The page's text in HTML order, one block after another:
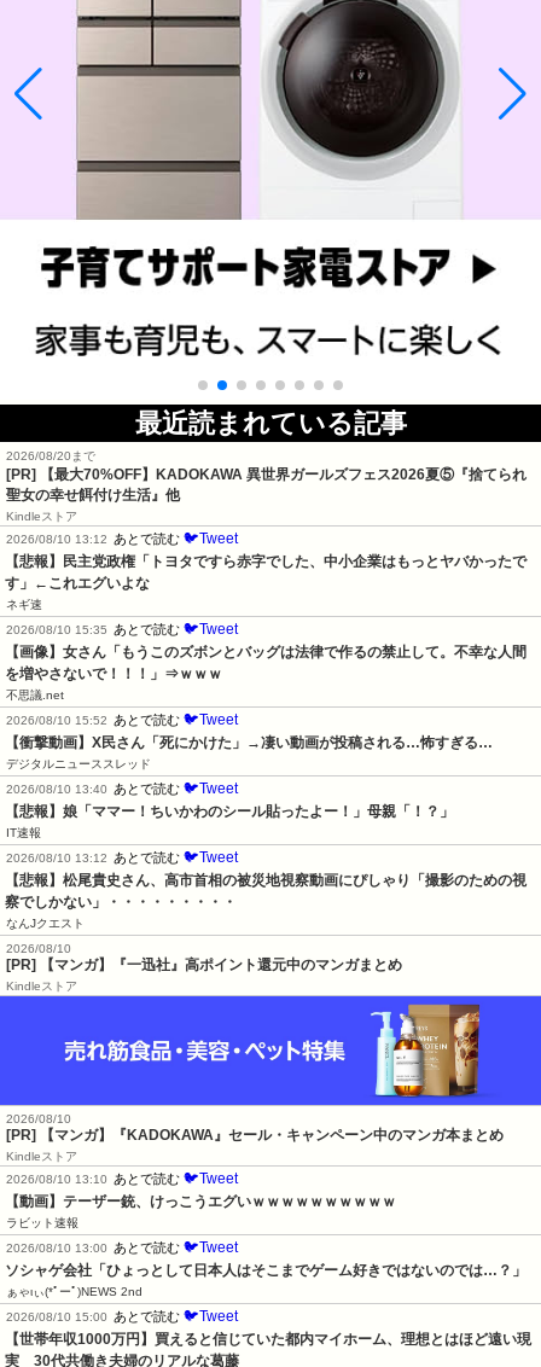
最近読まれている記事
2026/08/20まで
[PR] 【最大70%OFF】KADOKAWA 異世界ガールズフェス2026夏⑤『捨てられ
聖女の幸せ餌付け生活』他
Kindleストア
2026/08/10 13:12
あとで読む 🐦Tweet
【悲報】民主党政権「トヨタですら赤字でした、中小企業はもっとヤバかったで
す」←これエグいよな
ネギ速
2026/08/10 15:35
あとで読む 🐦Tweet
【画像】女さん「もうこのズボンとバッグは法律で作るの禁止して。不幸な人間
を増やさないで！！！」⇒ｗｗｗ
不思議.net
2026/08/10 15:52
あとで読む 🐦Tweet
【衝撃動画】X民さん「死にかけた」→凄い動画が投稿される…怖すぎる…
デジタルニューススレッド
2026/08/10 13:40
あとで読む 🐦Tweet
【悲報】娘「ママー！ちいかわのシール貼ったよー！」母親「！？」
IT速報
2026/08/10 13:12
あとで読む 🐦Tweet
【悲報】松尾貴史さん、高市首相の被災地視察動画にぴしゃり「撮影のための視
察でしかない」・・・・・・・・・
なんJクエスト
2026/08/10
[PR] 【マンガ】『一迅社』高ポイント還元中のマンガまとめ
Kindleストア
2026/08/10
[PR] 【マンガ】『KADOKAWA』セール・キャンペーン中のマンガ本まとめ
Kindleストア
2026/08/10 13:10
あとで読む 🐦Tweet
【動画】テーザー銃、けっこうエグいｗｗｗｗｗｗｗｗｗｗ
ラビット速報
2026/08/10 13:00
あとで読む 🐦Tweet
ソシャゲ会社「ひょっとして日本人はそこまでゲーム好きではないのでは…？」
ぁゃιぃ(*ﾟーﾟ)NEWS 2nd
2026/08/10 15:00
あとで読む 🐦Tweet
【世帯年収1000万円】買えると信じていた都内マイホーム、理想とはほど遠い現
実　30代共働き夫婦のリアルな葛藤